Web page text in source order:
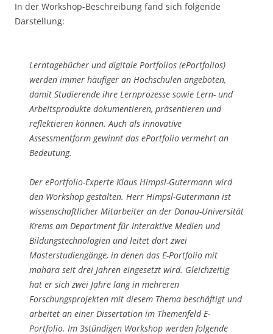
In der Workshop-Beschreibung fand sich folgende
Darstellung:
Lerntagebücher und digitale Portfolios (ePortfolios)
werden immer häufiger an Hochschulen angeboten,
damit Studierende ihre Lernprozesse sowie Lern- und
Arbeitsprodukte dokumentieren, präsentieren und
reflektieren können. Auch als innovative
Assessmentform gewinnt das ePortfolio vermehrt an
Bedeutung.
Der ePortfolio-Experte Klaus Himpsl-Gutermann wird
den Workshop gestalten. Herr Himpsl-Gutermann ist
wissenschaftlicher Mitarbeiter an der Donau-Universität
Krems am Department für Interaktive Medien und
Bildungstechnologien und leitet dort zwei
Masterstudiengänge, in denen das E-Portfolio mit
mahara seit drei Jahren eingesetzt wird. Gleichzeitig
hat er sich zwei Jahre lang in mehreren
Forschungsprojekten mit diesem Thema beschäftigt und
arbeitet an einer Dissertation im Themenfeld E-
Portfolio. Im 3stündigen Workshop werden folgende